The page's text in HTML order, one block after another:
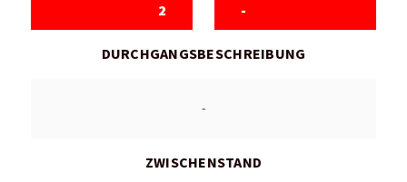
2 -
DURCHGANGSBESCHREIBUNG
-
ZWISCHENSTAND